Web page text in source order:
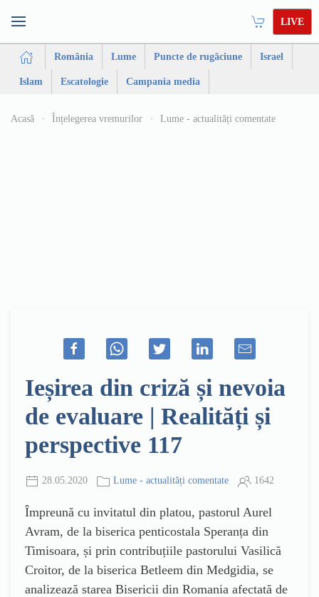
LIVE
România Lume Puncte de rugăciune Israel
Islam Escatologie Campania media
Acasă Înțelegerea vremurilor Lume - actualități comentate
Ieșirea din criză și nevoia
de evaluare | Realități și
perspective 117
28.05.2020 Lume - actualități comentate 1642
Împreună cu invitatul din platou, pastorul Aurel
Avram, de la biserica penticostala Speranța din
Timisoara, și prin contribuțiile pastorului Vasilică
Croitor, de la biserica Betleem din Medgidia, se
analizează starea Bisericii din Romania afectată de